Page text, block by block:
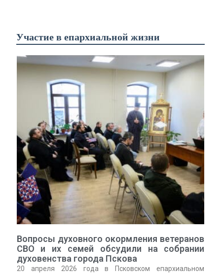
Участие в епархиальной жизни
Вопросы духовного окормления ветеранов
СВО и их семей обсудили на собрании
духовенства города Пскова
20 апреля 2026 года в Псковском епархиальном